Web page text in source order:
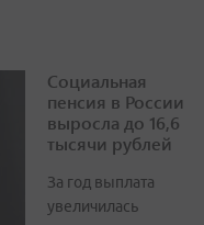
Социальная
пенсия в России
выросла до 16,6
тысячи рублей
За год выплата
увеличилась